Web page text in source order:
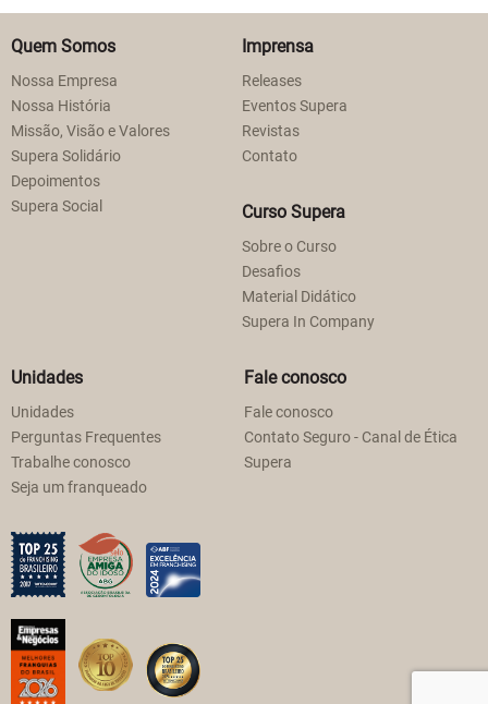
Quem Somos
Nossa Empresa
Nossa História
Missão, Visão e Valores
Supera Solidário
Depoimentos
Supera Social
Imprensa
Releases
Eventos Supera
Revistas
Contato
Curso Supera
Sobre o Curso
Desafios
Material Didático
Supera In Company
Unidades
Unidades
Perguntas Frequentes
Trabalhe conosco
Seja um franqueado
Fale conosco
Fale conosco
Contato Seguro - Canal de Ética
Supera